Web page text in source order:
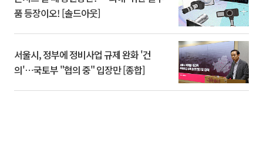
품 등장이오! [솔드아웃]
서울시, 정부에 정비사업 규제 완화 '건
의'⋯국토부 "협의 중" 입장만 [종합]